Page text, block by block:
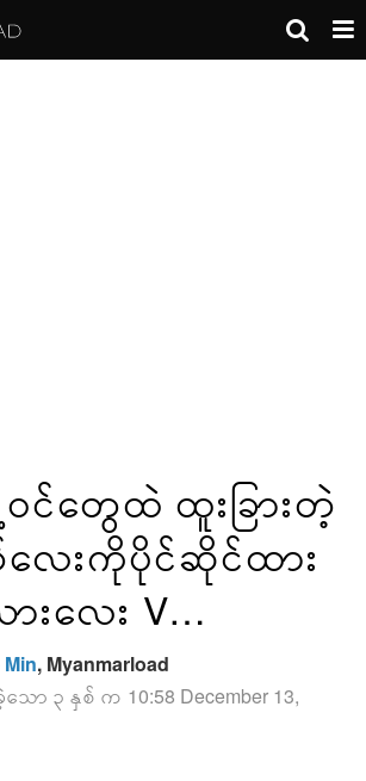
င်တွေထဲ ထူးခြားတဲ့
ေးကိုပိုင်ဆိုင်ထား
းလေး V…
, Myanmarload
ော ၃ နှစ် က 10:58 December 13,